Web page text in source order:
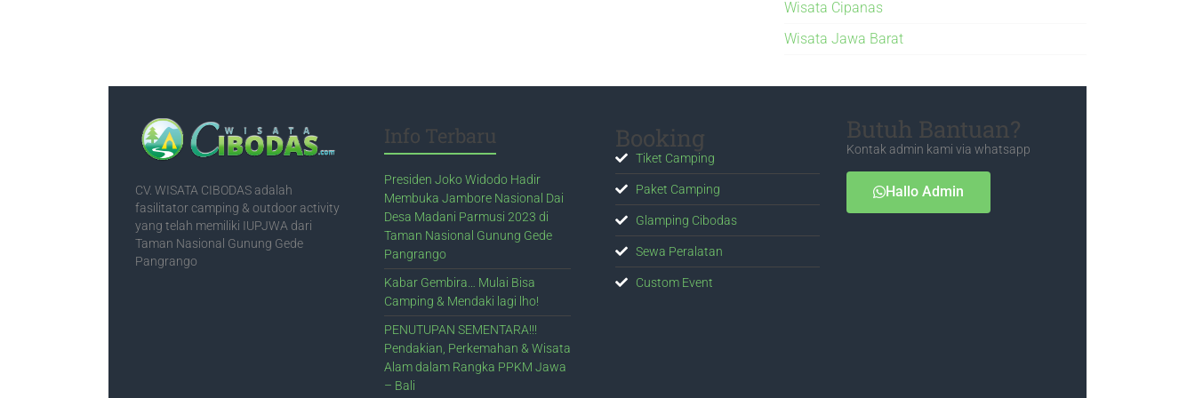
Wisata Cipanas
Wisata Jawa Barat
CV. WISATA CIBODAS adalah
fasilitator camping & outdoor activity
yang telah memiliki IUPJWA dari
Taman Nasional Gunung Gede
Pangrango
Info Terbaru
Presiden Joko Widodo Hadir
Membuka Jambore Nasional Dai
Desa Madani Parmusi 2023 di
Taman Nasional Gunung Gede
Pangrango
Kabar Gembira… Mulai Bisa
Camping & Mendaki lagi lho!
PENUTUPAN SEMENTARA!!!
Pendakian, Perkemahan & Wisata
Alam dalam Rangka PPKM Jawa
– Bali
Booking
Tiket Camping
Paket Camping
Glamping Cibodas
Sewa Peralatan
Custom Event
Butuh Bantuan?
Kontak admin kami via whatsapp
Hallo Admin